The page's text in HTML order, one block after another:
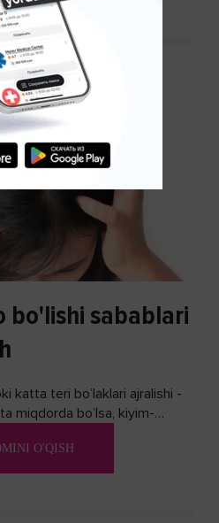
bo'lishi sabablari
katta teri bo’laklari ajralishi -
miqdorda bo’lsa, kiyim-
O'QISH